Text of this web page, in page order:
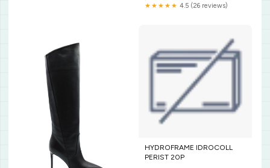
★★★★★ 4.5 (26 reviews)
HYDROFRAME IDROCOLL
PERIST 20P